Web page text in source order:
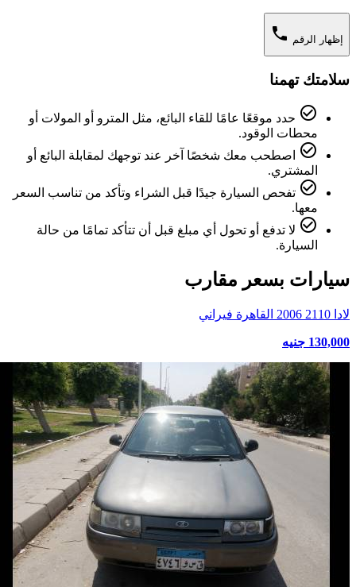
إظهار الرقم phone
سلامتك تهمنا
check_circle_outline حدد موقعًا عامًا للقاء البائع، مثل المترو أو المولات أو
محطات الوقود.
check_circle_outline
اصطحب معك شخصًا آخر عند توجهك لمقابلة البائع أو
المشتري.
check_circle_outline تفحص السيارة جيدًا قبل الشراء وتأكد من تناسب السعر
معها.
check_circle_outline لا تدفع أو تحول أي مبلغ قبل أن تتأكد تمامًا من حالة
السيارة.
سيارات بسعر مقارب
لادا 2110 2006 القاهرة فيراني
130,000 جنيه